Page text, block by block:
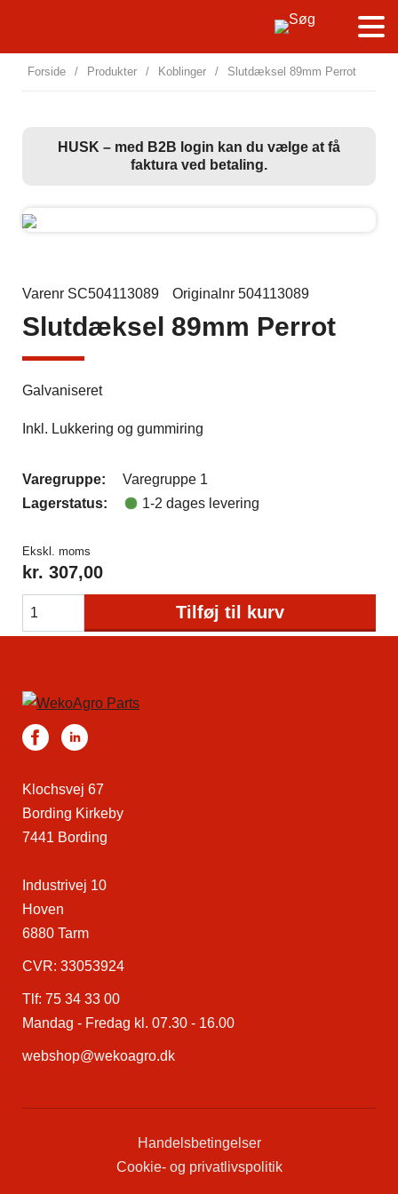
Forside / Produkter / Koblinger / Slutdæksel 89mm Perrot
HUSK – med B2B login kan du vælge at få
faktura ved betaling.
Varenr SC504113089 Originalnr 504113089
Slutdæksel 89mm Perrot
Galvaniseret
Inkl. Lukkering og gummiring
Varegruppe:
Varegruppe 1
Lagerstatus:
1-2 dages levering
Ekskl. moms
kr. 307,00
Tilføj til kurv
Klochsvej 67
Bording Kirkeby
7441 Bording
Industrivej 10
Hoven
6880 Tarm
CVR: 33053924
Tlf: 75 34 33 00
Mandag - Fredag kl. 07.30 - 16.00
webshop@wekoagro.dk
Handelsbetingelser
Cookie- og privatlivspolitik